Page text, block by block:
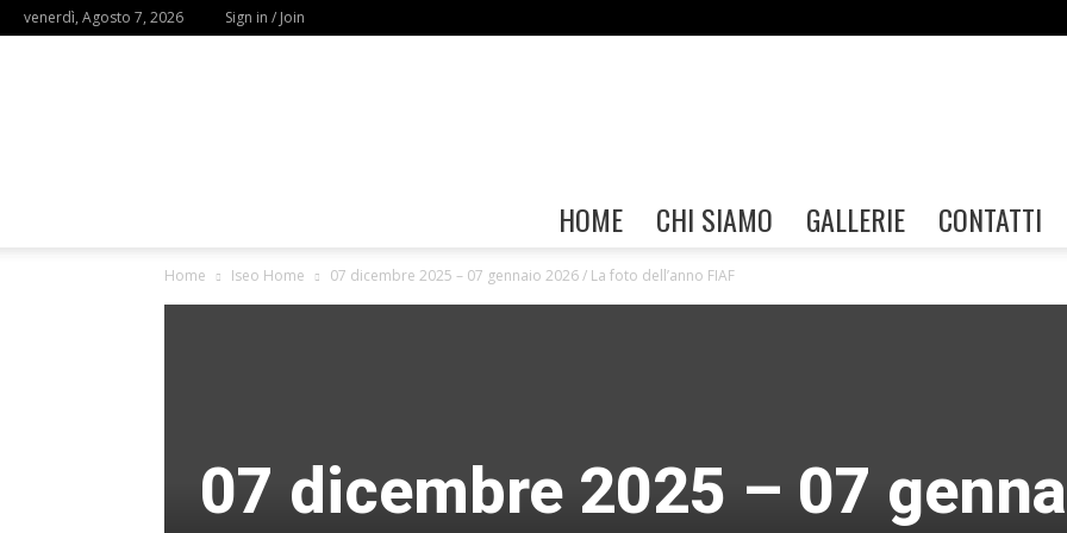
venerdì, Agosto 7, 2026 Sign in / Join
HOME CHI SIAMO GALLERIE CONTATTI
Home Iseo Home 07 dicembre 2025 – 07 gennaio 2026 / La foto dell’anno FIAF
07 dicembre 2025 – 07